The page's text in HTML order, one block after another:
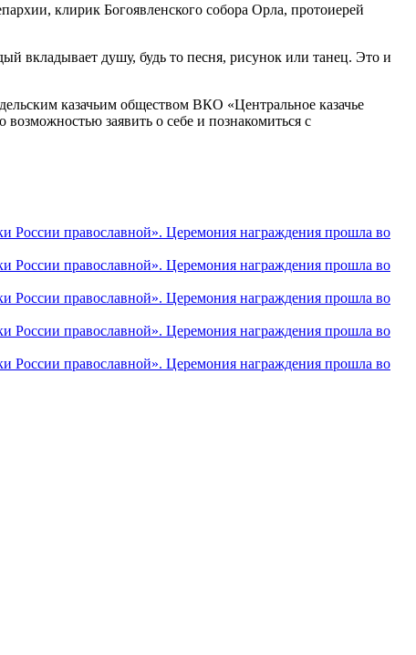
клирик Богоявленского собора Орла, протоиерей
вкладывает душу, будь то песня, рисунок или танец. Это и
казачьим обществом ВКО «Центральное казачье
заявить о себе и познакомиться с